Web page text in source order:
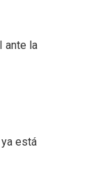
ante la
está